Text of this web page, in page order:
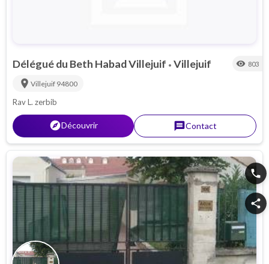
Délégué du Beth Habad Villejuif • Villejuif visibility 803
location_on Villejuif 94800
Rav L. zerbib
explorerDécouvrir messageContact
phone
share